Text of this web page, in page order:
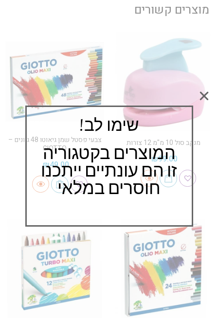
מוצרים קשורים
מנקב סול 10 מ"מ 12 צורות
₪99.00
צבעי פסטל שמן גיאוטו 48 גוונים –
GIOTTO
₪49.00
שימו לב!
המוצרים בקטגוריה
זו הם עונתיים ייתכנו
חוסרים במלאי